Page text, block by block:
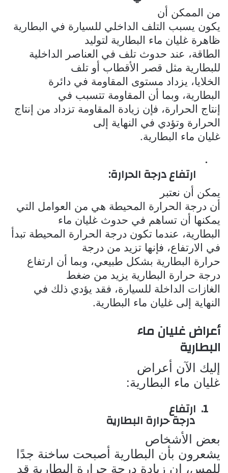
من الممكن أن
يكون يسبب التلف الداخلي للسيارة في البطارية
ظاهرة غليان ماء البطارية لتوليد
الطاقة، عند حدوث تلف في العناصر الداخلية
للبطارية مثل قصر الأقطاب أو تلف
الخلايا، يزداد مستوى المقاومة في دائرة
البطارية، وبما أن المقاومة تتسبب في
إنتاج الحرارة، فإن زيادة المقاومة تزداد من إنتاج
الحرارة وتؤدي في النهاية إلى
غليان ماء البطارية.
·
ارتفاع درجة الحرارة:
يمكن أن نعتبر
أن درجة الحرارة المحيطة هي من العوامل التي
يمكنها أن تساهم في حدوث غليان ماء
البطارية، عندما تكون درجة الحرارة المحيطة تبدأ
في الارتفاع، فإنها تزيد من درجة
حرارة البطارية بشكل طبيعي، وبما أن ارتفاع
درجة حرارة البطارية يزيد من ضغط
الغازات الداخلة للسيارة، فقد يؤدي ذلك في
النهاية إلى غليان ماء البطارية.
أعراض غليان ماء
البطارية
إليك الآن أعراض
غليان ماء البطارية:
1. ارتفاع
درجة حرارة البطارية
بعض الأشخاص
يشعرون بأن البطارية أصبحت ساخنة جدًا
للمس، إن زيادة درجة حرارة البطارية قد